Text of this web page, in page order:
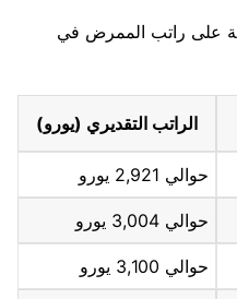
على راتب الممرض في
الراتب التقديري (يورو)
حوالي 2,921 يورو
حوالي 3,004 يورو
حوالي 3,100 يورو